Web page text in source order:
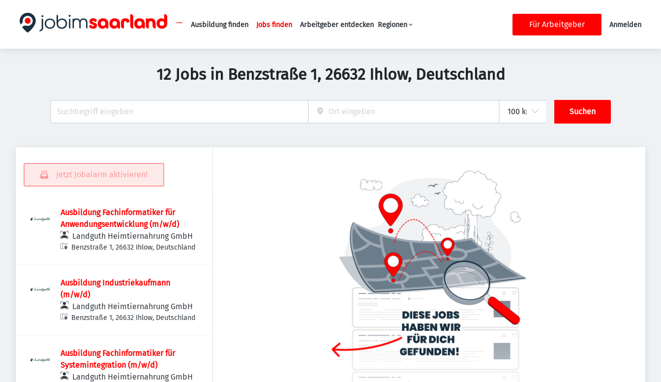
Haupt-Navigation
Ausbildung finden Jobs finden Arbeitgeber entdecken Regionen Für Arbeitgeber Anmelden
12 Jobs in Benzstraße 1, 26632 Ihlow, Deutschland
Suchen
Jetzt Jobalarm aktivieren!
Ausbildung Fachinformatiker für
Anwendungsentwicklung (m/w/d)
Landguth Heimtiernahrung GmbH
Benzstraße 1, 26632 Ihlow, Deutschland
Ausbildung Industriekaufmann
(m/w/d)
Landguth Heimtiernahrung GmbH
Benzstraße 1, 26632 Ihlow, Deutschland
Ausbildung Fachinformatiker für
Systemintegration (m/w/d)
Landguth Heimtiernahrung GmbH